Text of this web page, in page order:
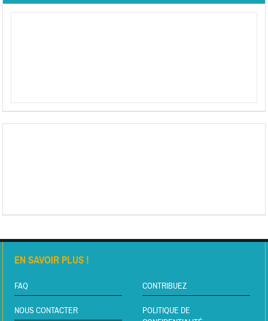
EN SAVOIR PLUS !
FAQ CONTRIBUEZ
NOUS CONTACTER
POLITIQUE DE